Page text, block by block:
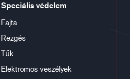
Speciális védelem
Fajta
Rezgés
Tűk
Elektromos veszélyek